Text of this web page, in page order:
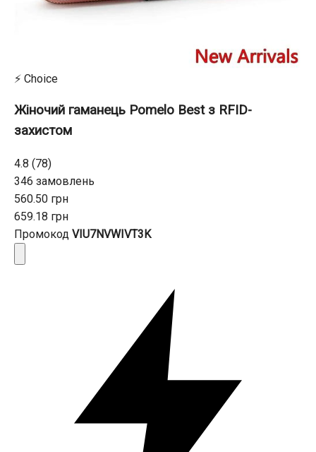
⚡ Choice
Жіночий гаманець Pomelo Best з RFID-
захистом
4.8 (78)
346 замовлень
560.50 грн
659.18 грн
Промокод VIU7NVWIVT3K